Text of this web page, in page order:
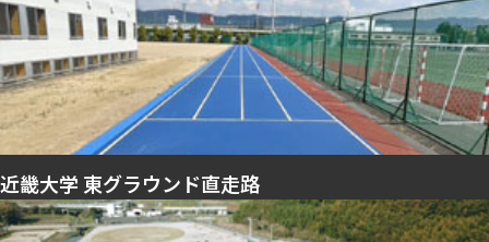
近畿大学 東グラウンド直走路